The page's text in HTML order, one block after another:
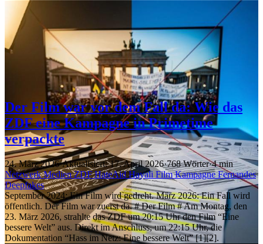
Der Film war vor dem Fall da: Wie das
ZDF eine Kampagne in Primetime
verpackte
24. März 2026·Aktualisiert: 17. April 2026·768 Wörter·4 min
NetzwerkMedienZDFHateAidHayali FilmKampagneFernandes
Deepfakes
September 2024: Ein Film wird gedreht. März 2026: Ein Fall wird
öffentlich. Der Film war zuerst da. # Der Film # Am Montag, den
23. März 2026, strahlte das ZDF um 20:15 Uhr den Film “Eine
bessere Welt” aus. Direkt im Anschluss, um 22:15 Uhr, die
Dokumentation “Hass im Netz: Eine bessere Welt” [1][2].